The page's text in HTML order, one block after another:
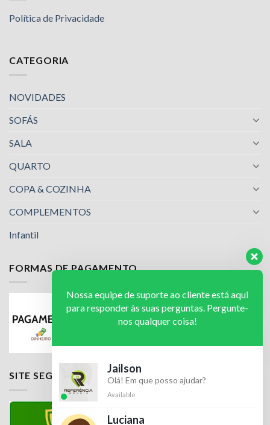
Política de Privacidade
CATEGORIA
NOVIDADES
SOFÁS
SALA
QUARTO
COPA & COZINHA
COMPLEMENTOS
Infantil
FORMAS DE PAGAMENTO
SITE SEGURO
Nossa equipe de suporte ao cliente está aqui
para responder às suas perguntas. Pergunte-
nos qualquer coisa!
Jailson
Olá! Em que posso ajudar?
Available
Luciana